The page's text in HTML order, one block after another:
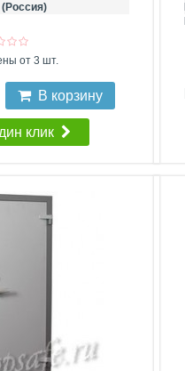
от 3 шт.
В корзину
клик